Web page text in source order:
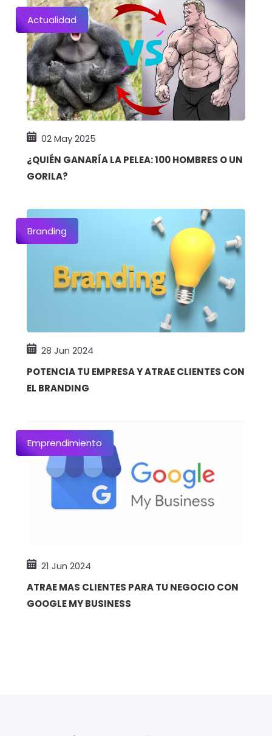
Actualidad
02 May 2025
¿QUIÉN GANARÍA LA PELEA: 100 HOMBRES O UN
GORILA?
Branding
28 Jun 2024
POTENCIA TU EMPRESA Y ATRAE CLIENTES CON
EL BRANDING
Emprendimiento
21 Jun 2024
ATRAE MAS CLIENTES PARA TU NEGOCIO CON
GOOGLE MY BUSINESS